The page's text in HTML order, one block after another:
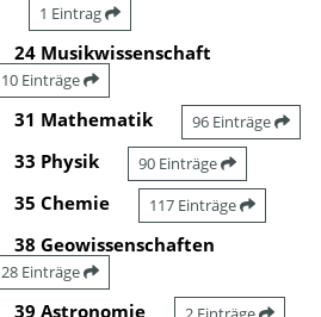
1 Eintrag
24 Musikwissenschaft
10 Einträge
31 Mathematik 96 Einträge
33 Physik 90 Einträge
35 Chemie 117 Einträge
38 Geowissenschaften
28 Einträge
39 Astronomie